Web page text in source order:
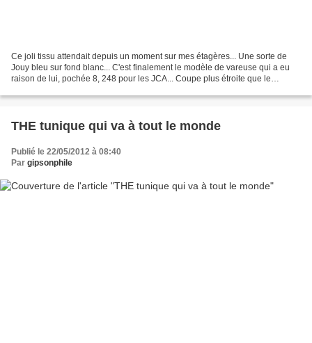
Ce joli tissu attendait depuis un moment sur mes étagères... Une sorte de
Jouy bleu sur fond blanc... C'est finalement le modèle de vareuse qui a eu
raison de lui, pochée 8, 248 pour les JCA... Coupe plus étroite que le
THE tunique qui va à tout le monde
Publié le 22/05/2012 à 08:40
Par gipsonphile